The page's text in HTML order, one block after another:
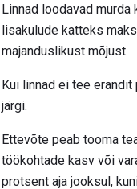
Linnad loodavad
lisakulude katteks
majanduslikust mõjust.
Kui linnad ei tee
järgi.
Ettevõte peab tooma
töökohtade kasv või
protsent aja jooksul,